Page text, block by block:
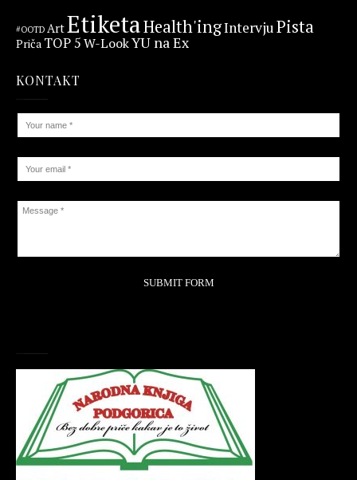
#OOTD ArtEtiketaHealth'ingIntervjuPista
Priča TOP 5W-LookYU na Ex
KONTAKT